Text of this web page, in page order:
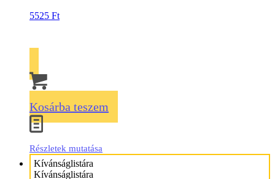
5525 Ft
Kosárba teszem
Részletek mutatása
Kívánságlistára
Kívánságlistára